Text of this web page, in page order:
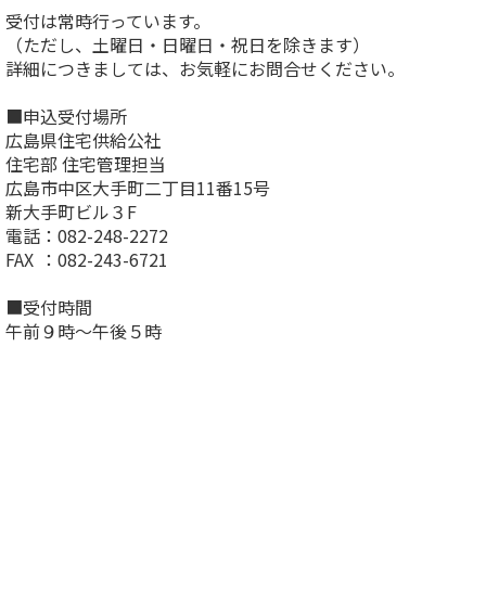
受付は常時行っています。
（ただし、土曜日・日曜日・祝日を除きます）
詳細につきましては、お気軽にお問合せください。
■申込受付場所
広島県住宅供給公社
住宅部 住宅管理担当
広島市中区大手町二丁目11番15号
新大手町ビル３F
電話 ：082-248-2272
FAX ：082-243-6721
■受付時間
午前９時～午後５時